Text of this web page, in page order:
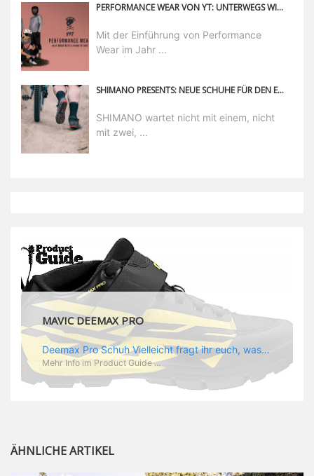
PERFORMANCE WEAR VON YT: UNTERWEGS WIE JACK MOIR
Mit der Einführung von Performance
Wear im Jahr ...
SHIMANO PRESENTS: NEUE SCHUHE FÜR DEN ENDURO BEREICH
SHIMANO wartet nicht mit einem, nicht
mit zwei, ...
MAVIC DEEMAX PRO
Deemax Pro Schuh Vielleicht fragt ihr euch, was ein Schuh mit Deemax zu tun hat? Nun, hier spielt vor allem der Einsatzzweck eine Rolle: Deemax steht für Gravity pur und dafür ist auch der neue Schuh gedacht, der vor allem den Ideen von Downhill Legende Fabien Barel entspricht. Der Schuh soll ganz der Deemax Philosophie entsprechen: kompromisslose Funktion, effizient und hoher Komfort standen auf der Wunschliste von Fabien. Und das kam dabei heraus: - die neue „Energy Grip AM“ Sohle bietet maximale Stabilität und optimalen Grip auf dem Pedal. - die „Ergo Fit“ Innensohle soll super hohen Komfort bieten und optimal sitzen und zwar den ganzen Tag lang. - eine 3D-Mesch-Konstruktion soll den Fuß belüften und sowohl bei Sonne also auch unter kühlen Bedingungen für optimales Fußklima sorgen - die Assymetrische Konstruktion mit höherem Seitenteil innen soll den Knöchel optimal schützen - extra Schutz für die Zehen und die Fersen
Mehr Info im Product Guide ...
ÄHNLICHE ARTIKEL